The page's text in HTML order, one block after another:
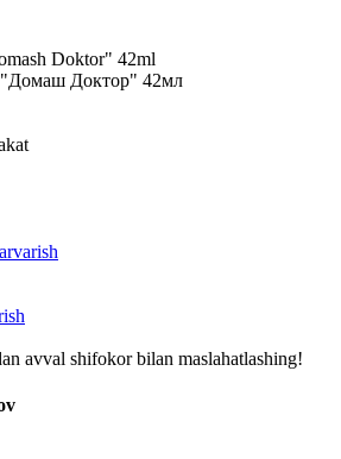
Doktor" 42ml
Доктор" 42мл
avval shifokor bilan maslahatlashing!